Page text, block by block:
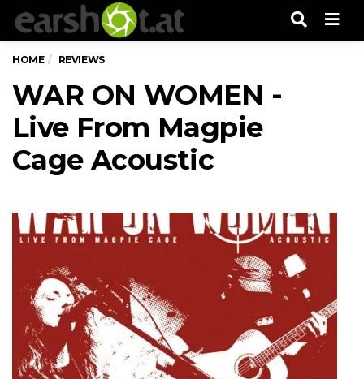
HOME REVIEWS
WAR ON WOMEN -
Live From Magpie
Cage Acoustic